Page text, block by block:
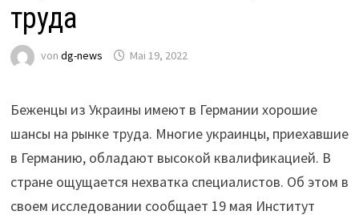
труда
von dg-news Mai 19, 2022
Беженцы из Украины имеют в Германии хорошие
шансы на рынке труда. Многие украинцы, приехавшие
в Германию, обладают высокой квалификацией. В
стране ощущается нехватка специалистов. Об этом в
своем исследовании сообщает 19 мая Институт